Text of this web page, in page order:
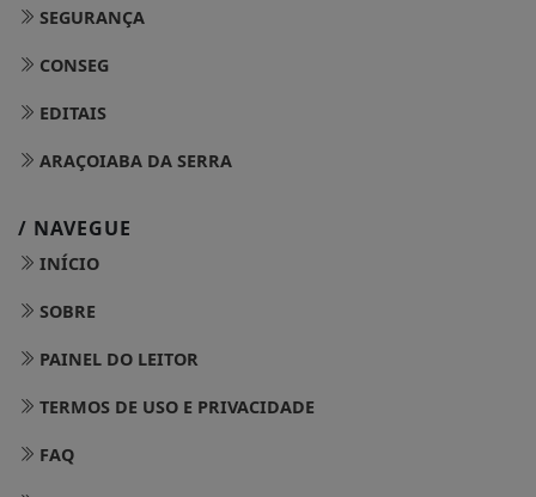
SEGURANÇA
CONSEG
EDITAIS
ARAÇOIABA DA SERRA
/ NAVEGUE
INÍCIO
SOBRE
PAINEL DO LEITOR
TERMOS DE USO E PRIVACIDADE
FAQ